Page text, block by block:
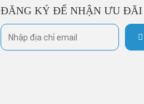
ĐĂNG KÝ ĐỂ NHẬN ƯU ĐÃI